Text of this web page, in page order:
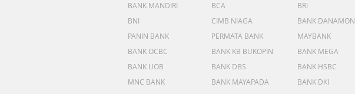
BANK MANDIRI BCA
BRI
BNI
CIMB NIAGA
BANK DANAMON
PANIN BANK
PERMATA BANK
MAYBANK
BANK OCBC
BANK KB BUKOPIN
BANK MEGA
BANK UOB
BANK DBS
BANK HSBC
MNC BANK
BANK MAYAPADA
BANK DKI